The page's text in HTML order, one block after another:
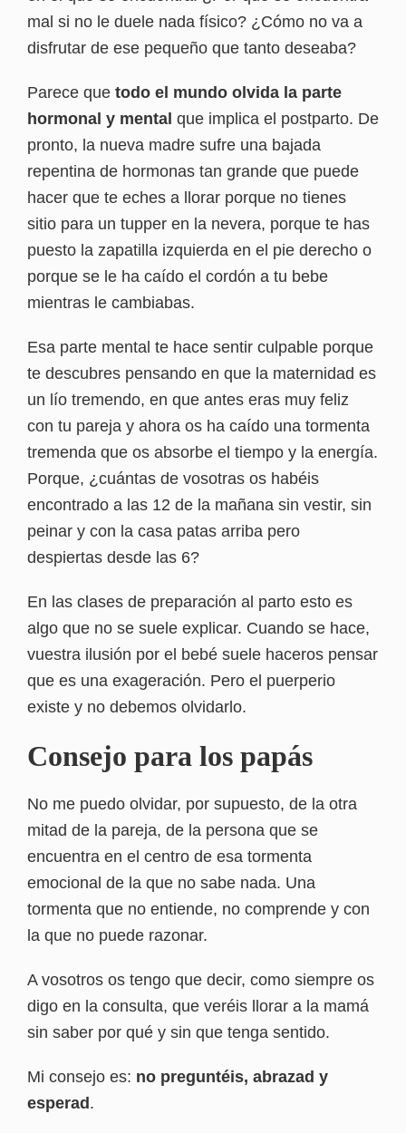
mal si no le duele nada físico? ¿Cómo no va a
disfrutar de ese pequeño que tanto deseaba?
Parece que todo el mundo olvida la parte
hormonal y mental que implica el postparto. De
pronto, la nueva madre sufre una bajada
repentina de hormonas tan grande que puede
hacer que te eches a llorar porque no tienes
sitio para un tupper en la nevera, porque te has
puesto la zapatilla izquierda en el pie derecho o
porque se le ha caído el cordón a tu bebe
mientras le cambiabas.
Esa parte mental te hace sentir culpable porque
te descubres pensando en que la maternidad es
un lío tremendo, en que antes eras muy feliz
con tu pareja y ahora os ha caído una tormenta
tremenda que os absorbe el tiempo y la energía.
Porque, ¿cuántas de vosotras os habéis
encontrado a las 12 de la mañana sin vestir, sin
peinar y con la casa patas arriba pero
despiertas desde las 6?
En las clases de preparación al parto esto es
algo que no se suele explicar. Cuando se hace,
vuestra ilusión por el bebé suele haceros pensar
que es una exageración. Pero el puerperio
existe y no debemos olvidarlo.
Consejo para los papás
No me puedo olvidar, por supuesto, de la otra
mitad de la pareja, de la persona que se
encuentra en el centro de esa tormenta
emocional de la que no sabe nada. Una
tormenta que no entiende, no comprende y con
la que no puede razonar.
A vosotros os tengo que decir, como siempre os
digo en la consulta, que veréis llorar a la mamá
sin saber por qué y sin que tenga sentido.
Mi consejo es: no preguntéis, abrazad y
esperad.